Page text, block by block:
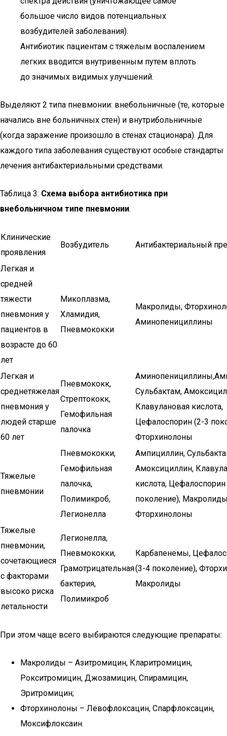
большое число видов потенциальных
возбудителей заболевания).
Антибиотик пациентам с тяжелым воспалением
легких вводится внутривенным путем вплоть
до значимых видимых улучшений.
Выделяют 2 типа пневмонии: внебольничные (те, которые
начались вне больничных стен) и внутрибольничные
(когда заражение произошло в стенах стационара). Для
каждого типа заболевания существуют особые стандарты
лечения антибактериальными средствами.
Таблица 3: Схема выбора антибиотика при
внебольничном типе пневмонии.
Клинические
проявления
Возбудитель Антибактериальный
Легкая и
средней
тяжести
пневмония у
пациентов в
возрасте до 60
лет
Микоплазма,
Хламидия,
Пневмококки
Макролиды,
Аминопенициллины
Легкая и
среднетяжелая
пневмония у
людей старше
60 лет
Пневмококк,
Стрептококк,
Гемофильная
палочка
Сульбактам,
Клавулановая кислота,
Цефалоспорин (2-3
Фторхинолоны
Тяжелые
пневмонии
Пневмококки,
Гемофильная
палочка,
Полимикроб,
Легионелла
Ампициллин,
Амоксициллин,
кислота,
поколение),
Фторхинолоны
Тяжелые
пневмонии,
сочетающиеся
с факторами
высоко риска
летальности
Легионелла,
Пневмококки,
Грамотрицательная
бактерия,
Полимикроб
Карбапенемы,
(3-4 поколение),
Макролиды
При этом чаще всего выбираются следующие препараты:
Макролиды – Азитромицин, Кларитромицин,
Рокситромицин, Джозамицин, Спирамицин,
Эритромицин;
Фторхинолоны – Левофлоксацин, Спарфлоксацин,
Моксифлоксаин.